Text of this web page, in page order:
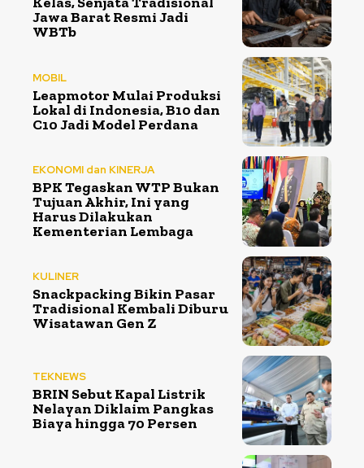
Jawa Barat Resmi Jadi
WBTb
MOBIL
Leapmotor Mulai Produksi
Lokal di Indonesia, B10 dan
C10 Jadi Model Perdana
EKONOMI dan KINERJA
BPK Tegaskan WTP Bukan
Tujuan Akhir, Ini yang
Harus Dilakukan
Kementerian Lembaga
KULINER
Snackpacking Bikin Pasar
Tradisional Kembali Diburu
Wisatawan Gen Z
TEKNEWS
BRIN Sebut Kapal Listrik
Nelayan Diklaim Pangkas
Biaya hingga 70 Persen